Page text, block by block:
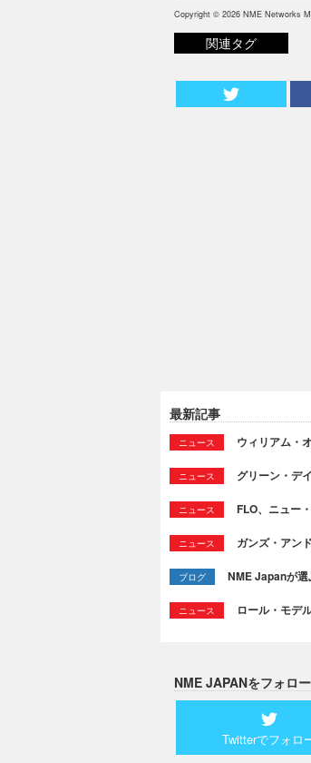
Copyright © 2026 NME Networks
関連タグ
最新記事
ニュース ウィリアム・
ニュース グリーン・デ
ニュース FLO、ニュー
ニュース ガンズ・アン
ブログ NME Japanが
ニュース ロール・モデ
NME JAPANをフォロー
Twitterでフォロ